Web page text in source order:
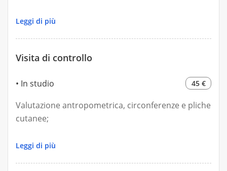
Valutazione antropometrica, Circonferenze e
Elaborazione del piano alimentare, scelta dei pasti
cliente.
Leggi di più
Visita di controllo
In studio 45 €
Valutazione antropometrica, circonferenze e pliche
cutanee;
Valutazione dei progressi effettuati;
Leggi di più